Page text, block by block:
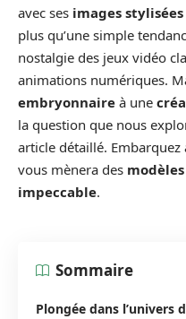
avec ses images stylisées
plus qu’une simple
nostalgie des jeux vidéo
animations numériques.
embryonnaire à une
la question que nous
article détaillé.
vous mènera des
impeccable.
Sommaire
Plongée dans l’univers